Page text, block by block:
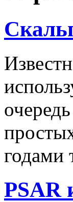
годами
PSAR